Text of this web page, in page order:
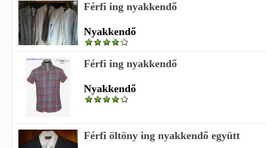
Férfi ing nyakkendő
Nyakkendő
Férfi ing nyakkendő
Nyakkendő
Férfi öltöny ing nyakkendő együtt